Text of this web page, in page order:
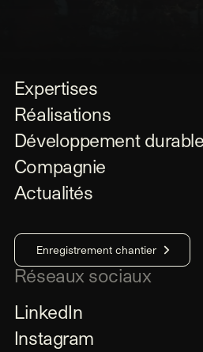
Expertises
Réalisations
Développement durable
Compagnie
Actualités
Enregistrement chantier
Réseaux sociaux
LinkedIn
Instagram